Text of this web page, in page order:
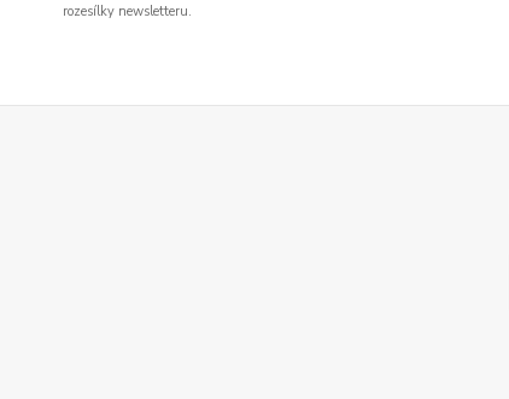
rozesílky newsletteru.